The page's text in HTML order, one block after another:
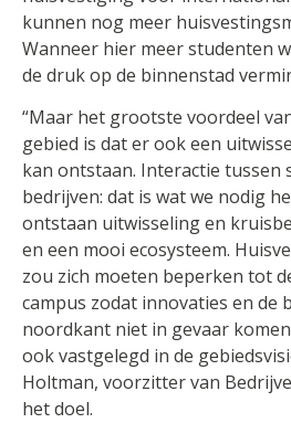
kunnen nog meer
Wanneer hier meer studenten
de druk op de binnenstad
“Maar het grootste voordeel
gebied is dat er ook een
kan ontstaan. Interactie tussen
bedrijven: dat is wat we nodig
ontstaan uitwisseling en
en een mooi ecosysteem.
zou zich moeten beperken tot
campus zodat innovaties en de
noordkant niet in gevaar
ook vastgelegd in de
Holtman, voorzitter van
het doel.